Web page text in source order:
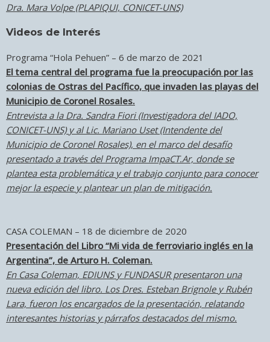
Dra. Mara Volpe (PLAPIQUI, CONICET-UNS)
Videos de Interés
Programa “Hola Pehuen” – 6 de marzo de 2021
El tema central del programa fue la preocupación por las
colonias de Ostras del Pacífico, que invaden las playas del
Municipio de Coronel Rosales.
Entrevista a la Dra. Sandra Fiori (Investigadora del IADO,
CONICET-UNS) y al Lic. Mariano Uset (Intendente del
Municipio de Coronel Rosales), en el marco del desafío
presentado a través del Programa ImpaCT.Ar, donde se
plantea esta problemática y el trabajo conjunto para conocer
mejor la especie y plantear un plan de mitigación.
CASA COLEMAN – 18 de diciembre de 2020
Presentación del Libro “Mi vida de ferroviario inglés en la
Argentina”, de Arturo H. Coleman.
En Casa Coleman, EDIUNS y FUNDASUR presentaron una
nueva edición del libro. Los Dres. Esteban Brignole y Rubén
Lara, fueron los encargados de la presentación, relatando
interesantes historias y párrafos destacados del mismo.